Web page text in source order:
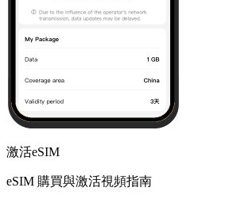
激活eSIM
eSIM 購買與激活視頻指南